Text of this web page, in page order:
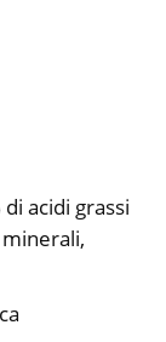
acidi grassi